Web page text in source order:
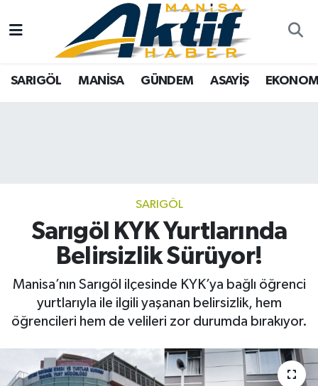
SARIGÖL MANİSA GÜNDEM ASAYİŞ
SARIGÖL
Sarıgöl KYK Yurtlarında
Belirsizlik Sürüyor!
Manisa’nın Sarıgöl ilçesinde KYK’ya bağlı öğrenci
yurtlarıyla ile ilgili yaşanan belirsizlik, hem
öğrencileri hem de velileri zor durumda bırakıyor.
Yazarlar
SARIGÖL
SPOR
SİYASET
BİLİM VE TEKNOLOJİ
Türkiye
Eğitim
Manisa
Yaşam
Manisa Nöbetçi Eczaneler
Süper Lig Puan Durumu ve Fikstür
Tüm Manşetler
Haber Arşivi